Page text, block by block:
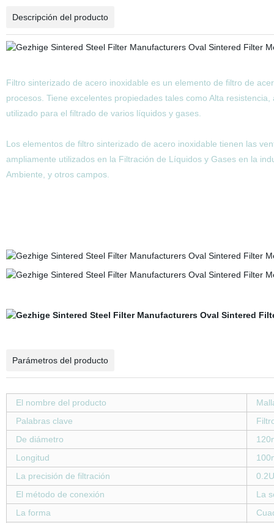
Descripción del producto
Filtro sinterizado de acero inoxidable es un elemento de filtro de
procesos. Tiene excelentes propiedades tales como Alta
utilizado para el filtrado de varios líquidos y gases.
Los elementos de filtro sinterizado de acero inoxidable tienen las
ampliamente utilizados en la Filtración de Líquidos y Gases en la
Ambiente, y otros campos.
Parámetros del producto
El nombre del producto
Palabras clave
De diámetro
Longitud
La precisión de filtración
El método de conexión
La
La forma